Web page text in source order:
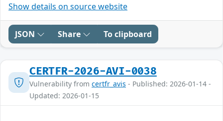
Show details on source website
JSON Share To clipboard
CERTFR-2026-AVI-0038
Vulnerability from certfr_avis - Published: 2026-01-14 -
Updated: 2026-01-15